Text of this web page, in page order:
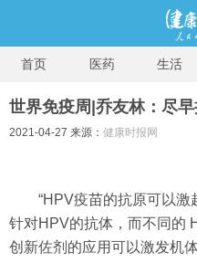
首页 医药 生活
世界免疫周|乔友林：尽
2021-04-27 来源： 健康时报网
“HPV疫苗的抗原可以
针对HPV的抗体，而不同的
创新佐剂的应用可以激发机